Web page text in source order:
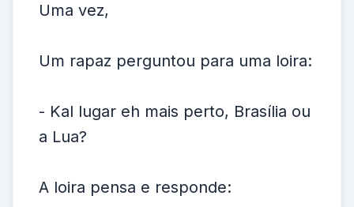
Uma vez,
Um rapaz perguntou para uma loira:
- Kal lugar eh mais perto, Brasília ou
a Lua?
A loira pensa e responde: